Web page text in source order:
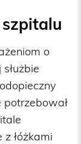
o
łóżkami